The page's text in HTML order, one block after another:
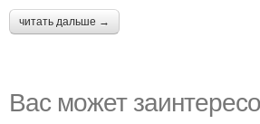
читать дальше →
Вас может